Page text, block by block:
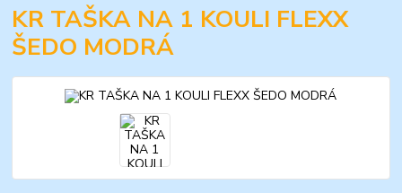
KR TAŠKA NA 1 KOULI FLEXX
ŠEDO MODRÁ